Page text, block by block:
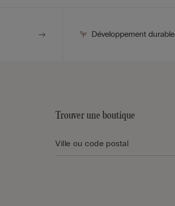
Développement durable
Trouver une boutique